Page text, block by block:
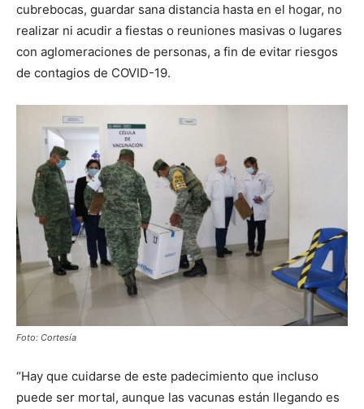
cubrebocas, guardar sana distancia hasta en el hogar, no
realizar ni acudir a fiestas o reuniones masivas o lugares
con aglomeraciones de personas, a fin de evitar riesgos
de contagios de COVID-19.
Foto: Cortesía
“Hay que cuidarse de este padecimiento que incluso
puede ser mortal, aunque las vacunas están llegando es